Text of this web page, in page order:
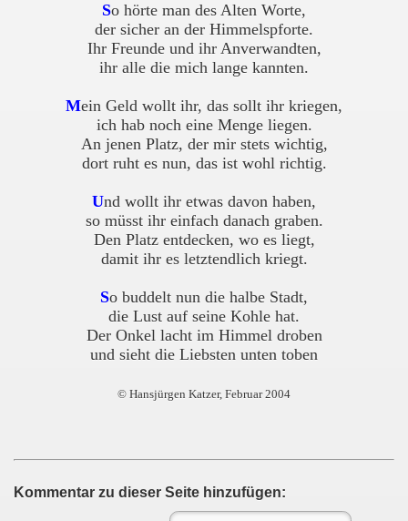
So hörte man des Alten Worte,
der sicher an der Himmelspforte.
Ihr Freunde und ihr Anverwandten,
ihr alle die mich lange kannten.
Mein Geld wollt ihr, das sollt ihr kriegen,
ich hab noch eine Menge liegen.
An jenen Platz, der mir stets wichtig,
dort ruht es nun, das ist wohl richtig.
Und wollt ihr etwas davon haben,
so müsst ihr einfach danach graben.
Den Platz entdecken, wo es liegt,
damit ihr es letztendlich kriegt.
So buddelt nun die halbe Stadt,
die Lust auf seine Kohle hat.
Der Onkel lacht im Himmel droben
und sieht die Liebsten unten toben
© Hansjürgen Katzer, Februar 2004
Kommentar zu dieser Seite hinzufügen: